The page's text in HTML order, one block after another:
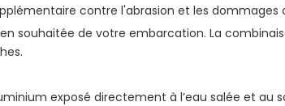
contre l'abrasion et les dommages
souhaitée de votre embarcation. La
exposé directement à l’eau salée et au